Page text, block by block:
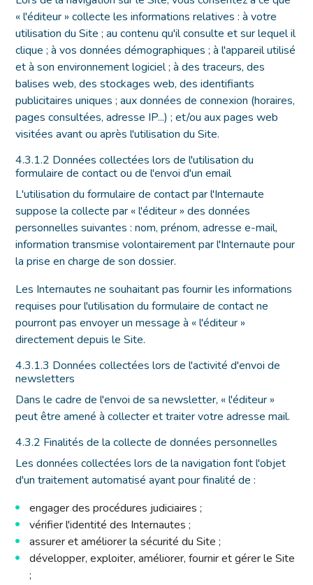
« l'éditeur » collecte les informations relatives : à votre
utilisation du Site ; au contenu qu'il consulte et sur lequel il
clique ; à vos données démographiques ; à l'appareil utilisé
et à son environnement logiciel ; à des traceurs, des
balises web, des stockages web, des identifiants
publicitaires uniques ; aux données de connexion (horaires,
pages consultées, adresse IP...) ; et/ou aux pages web
visitées avant ou après l'utilisation du Site.
4.3.1.2 Données collectées lors de l'utilisation du
formulaire de contact ou de l'envoi d'un email
L'utilisation du formulaire de contact par l'Internaute
suppose la collecte par « l'éditeur » des données
personnelles suivantes : nom, prénom, adresse e-mail,
information transmise volontairement par l'Internaute pour
la prise en charge de son dossier.
Les Internautes ne souhaitant pas fournir les informations
requises pour l'utilisation du formulaire de contact ne
pourront pas envoyer un message à « l'éditeur »
directement depuis le Site.
4.3.1.3 Données collectées lors de l'activité d'envoi de
newsletters
Dans le cadre de l'envoi de sa newsletter, « l'éditeur »
peut être amené à collecter et traiter votre adresse mail.
4.3.2 Finalités de la collecte de données personnelles
Les données collectées lors de la navigation font l'objet
d'un traitement automatisé ayant pour finalité de :
engager des procédures judiciaires ;
vérifier l'identité des Internautes ;
assurer et améliorer la sécurité du Site ;
développer, exploiter, améliorer, fournir et gérer le Site
;